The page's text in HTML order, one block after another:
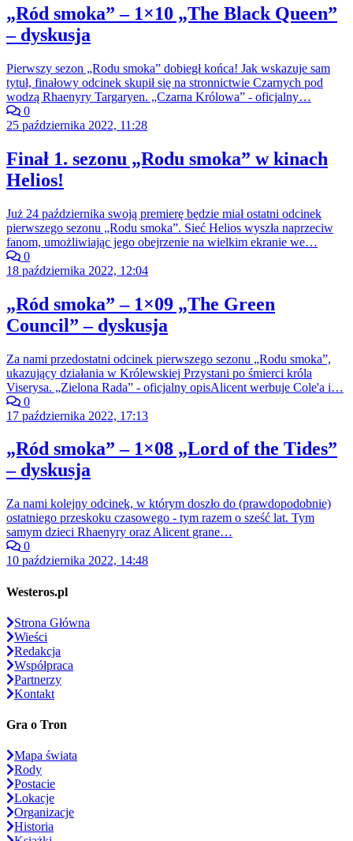
„Ród smoka” – 1×10 „The Black Queen”
– dyskusja
Pierwszy sezon „Rodu smoka” dobiegł końca! Jak wskazuje sam
tytuł, finałowy odcinek skupił się na stronnictwie Czarnych pod
wodzą Rhaenyry Targaryen. „Czarna Królowa” - oficjalny…
0
25 października 2022, 11:28
Finał 1. sezonu „Rodu smoka” w kinach
Helios!
Już 24 października swoją premierę będzie miał ostatni odcinek
pierwszego sezonu „Rodu smoka”. Sieć Helios wyszła naprzeciw
fanom, umożliwiając jego obejrzenie na wielkim ekranie we…
0
18 października 2022, 12:04
„Ród smoka” – 1×09 „The Green
Council” – dyskusja
Za nami przedostatni odcinek pierwszego sezonu „Rodu smoka”,
ukazujący działania w Królewskiej Przystani po śmierci króla
Viserysa. „Zielona Rada” - oficjalny opisAlicent werbuje Cole'a i…
0
17 października 2022, 17:13
„Ród smoka” – 1×08 „Lord of the Tides”
– dyskusja
Za nami kolejny odcinek, w którym doszło do (prawdopodobnie)
ostatniego przeskoku czasowego - tym razem o sześć lat. Tym
samym dzieci Rhaenyry oraz Alicent grane…
0
10 października 2022, 14:48
Westeros.pl
Strona Główna
Wieści
Redakcja
Współpraca
Partnerzy
Kontakt
Gra o Tron
Mapa świata
Rody
Postacie
Lokacje
Organizacje
Historia